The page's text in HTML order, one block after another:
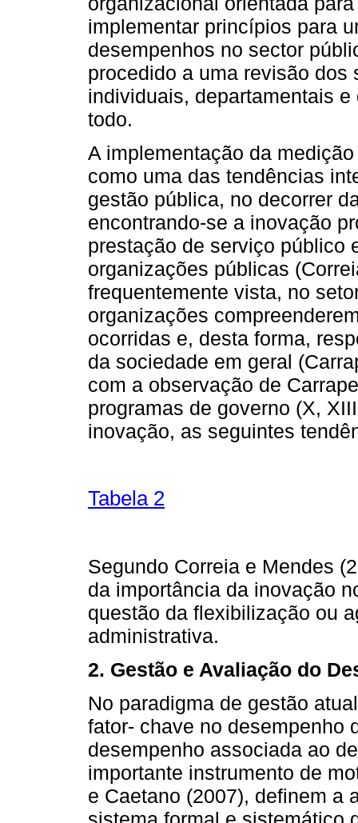
implementar princípios para
desempenhos no sector
procedido a uma revisão
individuais, departamentais
todo.
A implementação da
como uma das tendências
gestão pública, no decorrer
encontrando-se a inovação
prestação de serviço público
organizações públicas
frequentemente vista, no
organizações
ocorridas e, desta forma,
da sociedade em geral
com a observação de
programas de governo (X,
inovação, as seguintes
Tabela 2
Segundo Correia e Mendes
da importância da inovação
questão da flexibilização ou
administrativa.
2. Gestão e Avaliação do
No paradigma de gestão
fator- chave no desempenho
desempenho associada ao
importante instrumento de
e Caetano (2007), definem a